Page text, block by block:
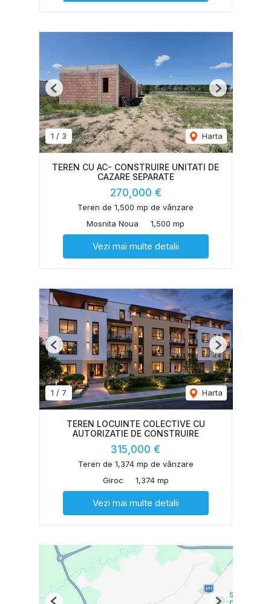
1 / 3 Harta
Previous Next
TEREN CU AC- CONSTRUIRE UNITATI DE
CAZARE SEPARATE
270,000 €
Teren de 1,500 mp de vânzare
Mosnita Noua
1,500 mp
Vezi mai multe detalii
1 / 7 Harta
Previous Next
TEREN LOCUINTE COLECTIVE CU
AUTORIZATIE DE CONSTRUIRE
315,000 €
Teren de 1,374 mp de vânzare
Giroc
1,374 mp
Vezi mai multe detalii